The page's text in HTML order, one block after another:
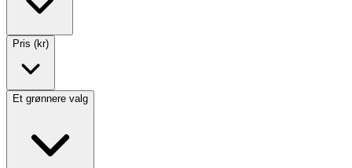
Pris (kr)
Et grønnere valg